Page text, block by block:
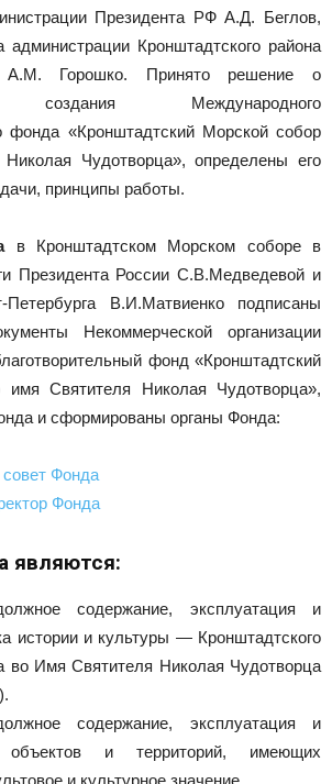
Президента РФ А.Д. Беглов,
администрации Кронштадтского района
А.М. Горошко. Принято решение о
создания Международного
фонда «Кронштадтский Морской собор
Чудотворца», определены его
принципы работы.
в Кронштадтском Морском соборе в
Президента России С.В.Медведевой и
Петербурга В.И.Матвиенко подписаны
Некоммерческой организации
фонд «Кронштадтский
Святителя Николая Чудотворца»,
и сформированы органы Фонда:
Фонда
Фонда
являются:
содержание, эксплуатация и
истории и культуры — Кронштадтского
во Имя Святителя Николая Чудотворца
содержание, эксплуатация и
и территорий, имеющих